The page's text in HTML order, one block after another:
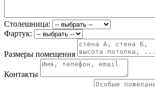
Столешница:
Фартук:
Размеры помещения
Контакты